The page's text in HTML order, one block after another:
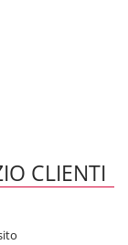
CLIENTI